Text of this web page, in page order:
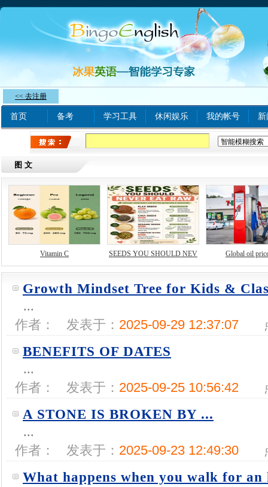
<< 去注册
首页 备考 学习工具 休闲娱乐 我的帐号
图文
Vitamin C SEEDS YOU SHOULD NEV Global oil
Growth Mindset Tree for Kids &
...
作者： 发表于： 2025-09-29 12:37:07
BENEFITS OF DATES
...
作者： 发表于： 2025-09-25 10:56:42
A STONE IS BROKEN BY ...
...
作者： 发表于： 2025-09-23 12:49:30
What happens when you walk for an